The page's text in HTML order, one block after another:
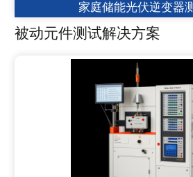
家庭储能光伏逆变器
被动元件测试解决方案